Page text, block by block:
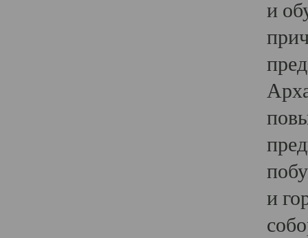
и
и